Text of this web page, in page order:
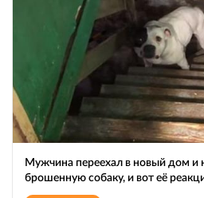
Мужчина переехал в новый дом и
брошенную собаку, и вот её